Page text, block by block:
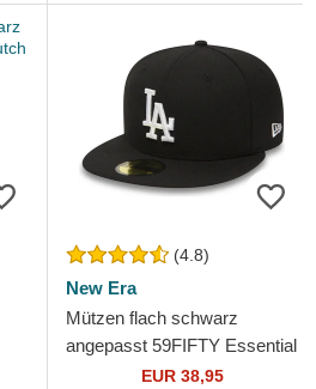
(4.8)
New Era
Mützen flach schwarz
angepasst 59FIFTY Essential
der Los Angeles Dodgers
EUR 38,95